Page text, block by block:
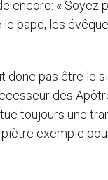
encore: «
pape, les
donc pas être le
des
toujours une
exemple